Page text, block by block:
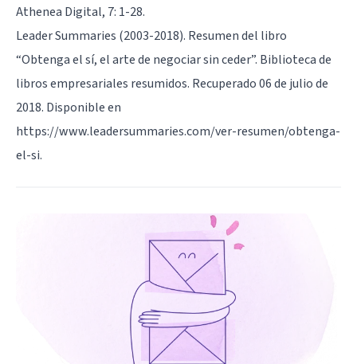
Athenea Digital, 7: 1-28.
Leader Summaries (2003-2018). Resumen del libro
“Obtenga el sí, el arte de negociar sin ceder”. Biblioteca de
libros empresariales resumidos. Recuperado 06 de julio de
2018. Disponible en
https://www.leadersummaries.com/ver-resumen/obtenga-
el-si.